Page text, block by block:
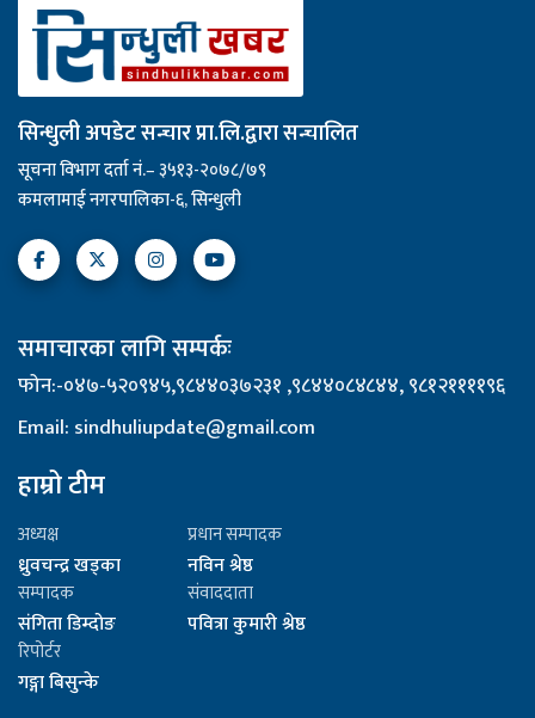
सिन्धुली अपडेट सन्चार प्रा.लि.द्वारा सन्चालित
सूचना विभाग दर्ता नं.– ३५१३-२०७८/७९
कमलामाई नगरपालिका-६, सिन्धुली
समाचारका लागि सम्पर्कः
फोन:-०४७-५२०९४५,९८४४०३७२३१ ,९८४४०८४८४४, ९८१२११११९६
Email: sindhuliupdate@gmail.com
हाम्रो टीम
अध्यक्ष
ध्रुवचन्द्र खड्का
प्रधान सम्पादक
नविन श्रेष्ठ
सम्पादक
संगिता डिम्दोङ
संवाददाता
पवित्रा कुमारी श्रेष्ठ
रिपोर्टर
गङ्गा बिसुन्के